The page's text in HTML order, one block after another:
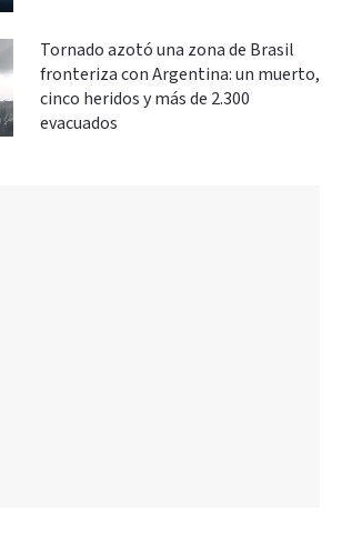
Tornado azotó una zona de Brasil
fronteriza con Argentina: un muerto,
cinco heridos y más de 2.300
evacuados